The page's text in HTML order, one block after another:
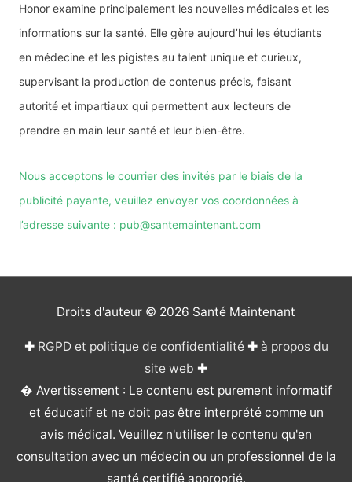
Honor examine principalement les nouvelles médicales et les
informations sur la santé. Elle gère aujourd’hui les étudiants
en médecine et les pigistes au talent unique et curieux,
supervisant la production de contenus précis, faisant
autorité et impartiaux qui permettent aux lecteurs de
prendre en main leur santé et leur bien-être.
Nous acceptons le courrier des invités par le biais de la
publicité payante, veuillez envoyer vos coordonnées à
l’adresse suivante : pub@santemaintenant.com
Droits d'auteur © 2026 Santé Maintenant
✚ RGPD et politique de confidentialité✚ à propos du
site web ✚
� Avertissement : Le contenu est purement informatif
et éducatif et ne doit pas être interprété comme un
avis médical. Veuillez n'utiliser le contenu qu'en
consultation avec un médecin ou un professionnel de la
santé certifié approprié.